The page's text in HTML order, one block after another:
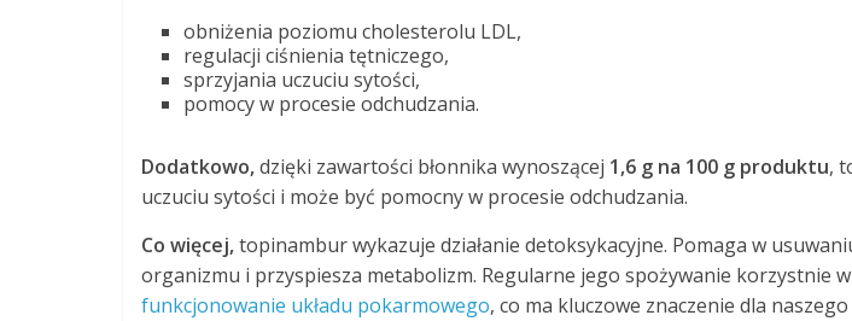
obniżenia poziomu cholesterolu LDL,
regulacji ciśnienia tętniczego,
sprzyjania uczuciu sytości,
pomocy w procesie odchudzania.
Dodatkowo,dzięki zawartości błonnika wynoszącej 1,6 g na 100 g produktu,
uczuciu sytości i może być pomocny w procesie odchudzania.
Co więcej,topinambur wykazuje działanie detoksykacyjne. Pomaga w
organizmu i przyspiesza metabolizm. Regularne jego spożywanie korzystnie
funkcjonowanie układu pokarmowego, co ma kluczowe znaczenie dla